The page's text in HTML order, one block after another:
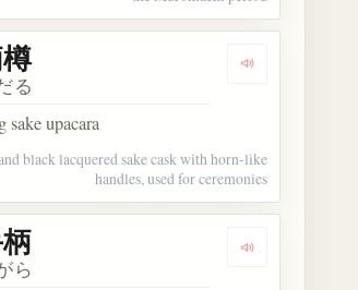
柄節 Dengarkan
る
sake upacara
black lacquered sake cask with horn-like
handles, used for ceremonies
事柄 Dengarkan
ら